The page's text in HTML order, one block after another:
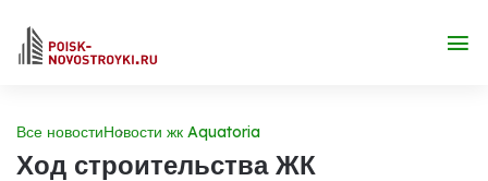
Все новостиНовости жк Aquatoria
Ход строительства ЖК